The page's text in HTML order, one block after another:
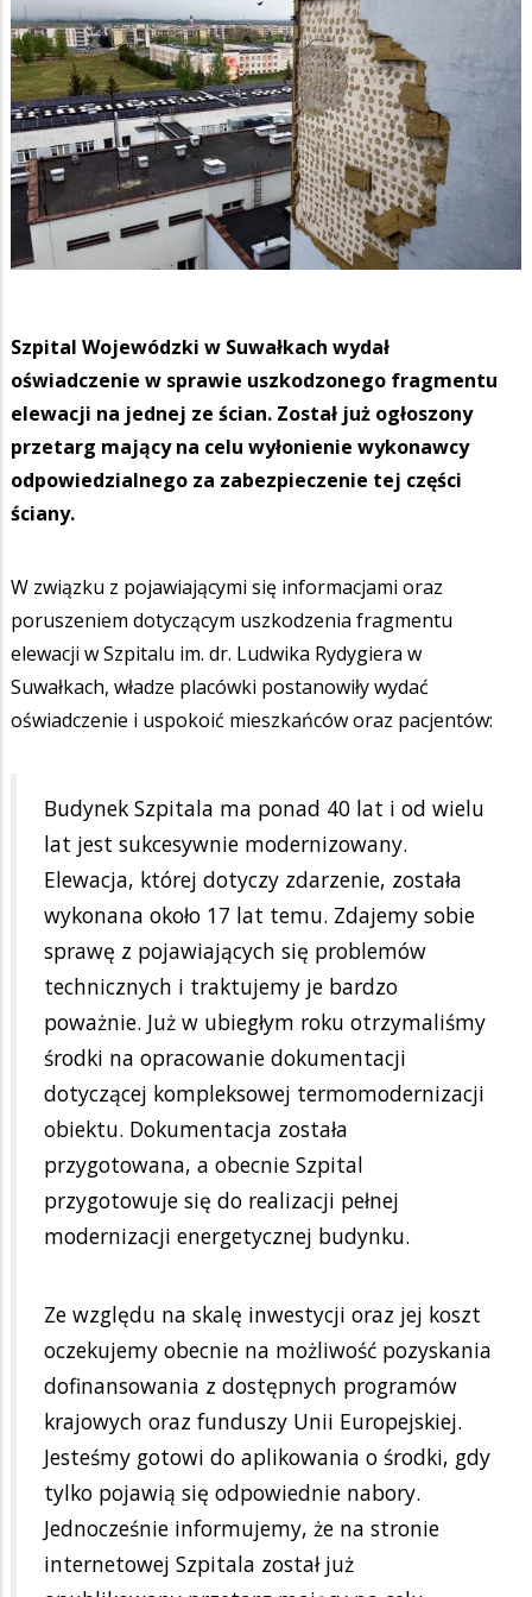
Szpital Wojewódzki w Suwałkach wydał
oświadczenie w sprawie uszkodzonego fragmentu
elewacji na jednej ze ścian. Został już ogłoszony
przetarg mający na celu wyłonienie wykonawcy
odpowiedzialnego za zabezpieczenie tej części
ściany.
W związku z pojawiającymi się informacjami oraz
poruszeniem dotyczącym uszkodzenia fragmentu
elewacji w Szpitalu im. dr. Ludwika Rydygiera w
Suwałkach, władze placówki postanowiły wydać
oświadczenie i uspokoić mieszkańców oraz pacjentów:
Budynek Szpitala ma ponad 40 lat i od wielu
lat jest sukcesywnie modernizowany.
Elewacja, której dotyczy zdarzenie, została
wykonana około 17 lat temu. Zdajemy sobie
sprawę z pojawiających się problemów
technicznych i traktujemy je bardzo
poważnie. Już w ubiegłym roku otrzymaliśmy
środki na opracowanie dokumentacji
dotyczącej kompleksowej termomodernizacji
obiektu. Dokumentacja została
przygotowana, a obecnie Szpital
przygotowuje się do realizacji pełnej
modernizacji energetycznej budynku.
Ze względu na skalę inwestycji oraz jej koszt
oczekujemy obecnie na możliwość pozyskania
dofinansowania z dostępnych programów
krajowych oraz funduszy Unii Europejskiej.
Jesteśmy gotowi do aplikowania o środki, gdy
tylko pojawią się odpowiednie nabory.
Jednocześnie informujemy, że na stronie
internetowej Szpitala został już